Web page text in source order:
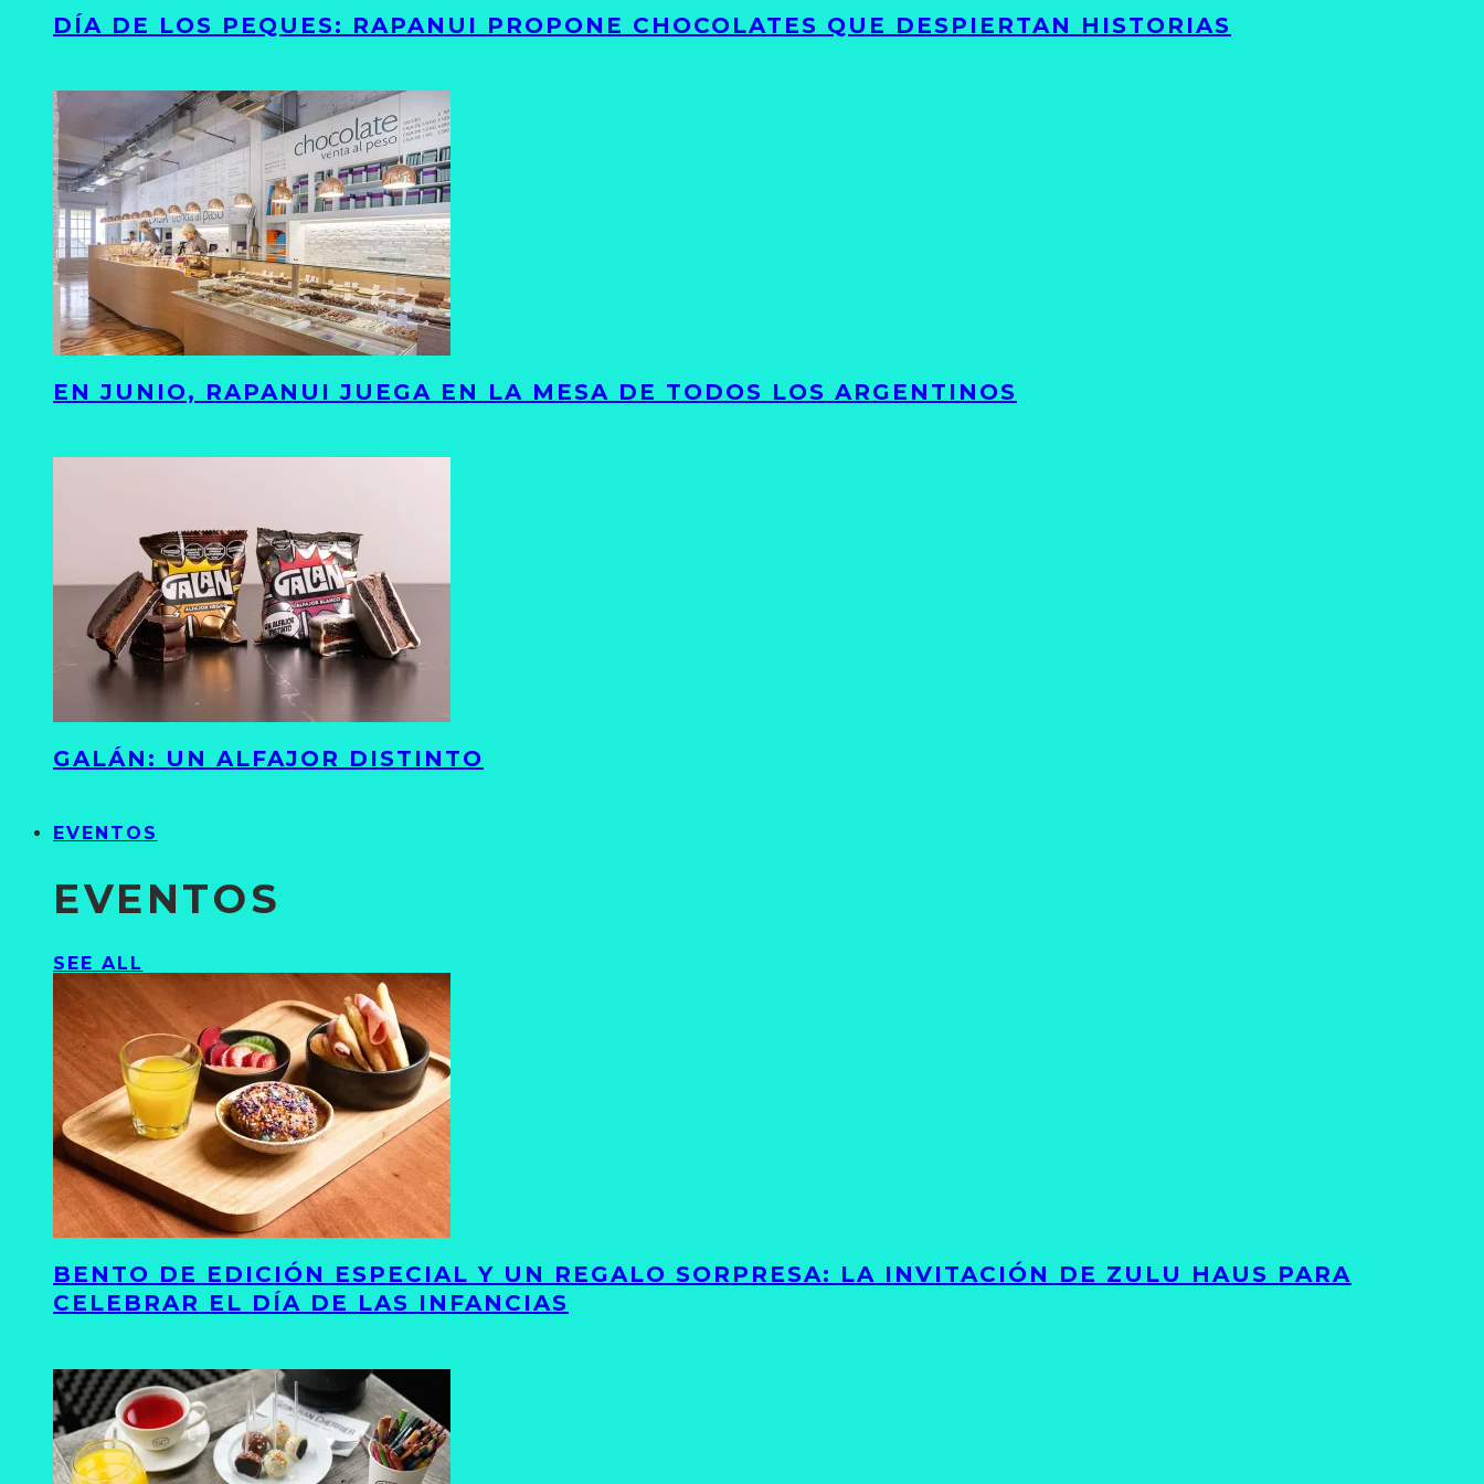
DÍA DE LOS PEQUES: RAPANUI PROPONE CHOCOLATES QUE DESPIERTAN HISTORIAS
EN JUNIO, RAPANUI JUEGA EN LA MESA DE TODOS LOS ARGENTINOS
GALÁN: UN ALFAJOR DISTINTO
EVENTOS
EVENTOS
SEE ALL
BENTO DE EDICIÓN ESPECIAL Y UN REGALO SORPRESA: LA INVITACIÓN DE ZULU HAUS PARA
CELEBRAR EL DÍA DE LAS INFANCIAS